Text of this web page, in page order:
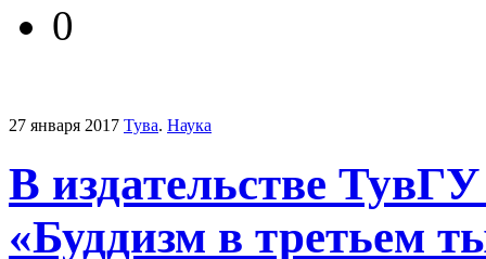
0
27 января 2017 Тува. Наука
В издательстве
«Буддизм в третьем